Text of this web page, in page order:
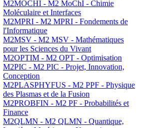
M2MOCHI - M2 MoChI - Chimie
Moléculaire et Interfaces
M2MPRI - M2 MPRI - Fondements de
l'Informatique
M2MSV - M2 MSV - Mathématiques
pour les Sciences du Vivant
M2OPTIM - M2 OPT - Optimisation
M2PIC - M2 PIC - Projet, Innovation,
Conception
M2PLASPHYFUS - M2 PPF - Physique
des Plasmas et de la Fusion
M2PROBFIN - M2 PF - Probabilités et
Finance
M2QLMN - M2 QLMN - Quantique,